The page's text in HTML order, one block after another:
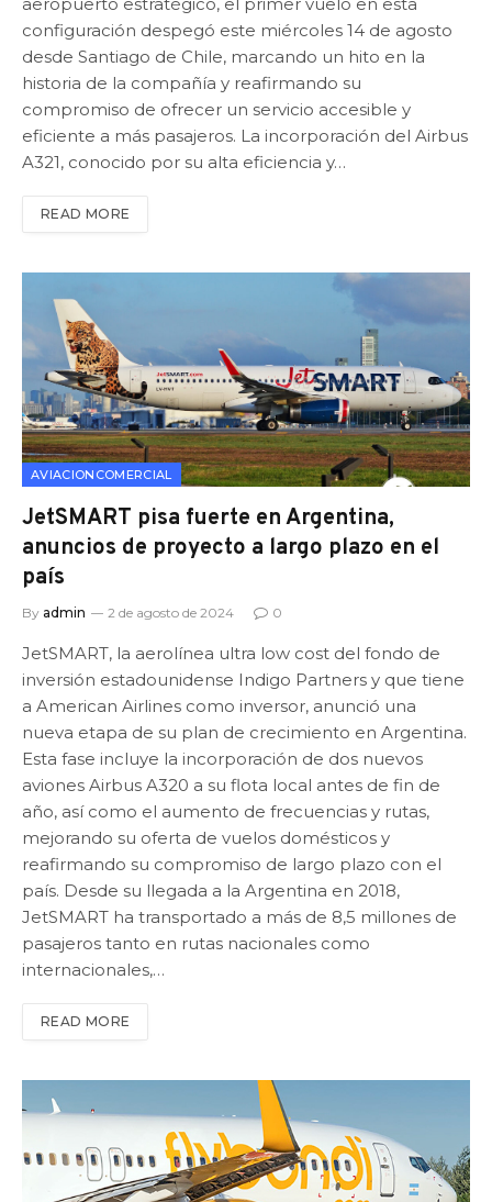
configuración despegó este miércoles 14 de agosto
desde Santiago de Chile, marcando un hito en la
historia de la compañía y reafirmando su
compromiso de ofrecer un servicio accesible y
eficiente a más pasajeros. La incorporación del Airbus
A321, conocido por su alta eficiencia y…
READ MORE
AVIACIONCOMERCIAL
JetSMART pisa fuerte en Argentina,
anuncios de proyecto a largo plazo en el
país
By admin 2 de agosto de 2024 0
JetSMART, la aerolínea ultra low cost del fondo de
inversión estadounidense Indigo Partners y que tiene
a American Airlines como inversor, anunció una
nueva etapa de su plan de crecimiento en Argentina.
Esta fase incluye la incorporación de dos nuevos
aviones Airbus A320 a su flota local antes de fin de
año, así como el aumento de frecuencias y rutas,
mejorando su oferta de vuelos domésticos y
reafirmando su compromiso de largo plazo con el
país. Desde su llegada a la Argentina en 2018,
JetSMART ha transportado a más de 8,5 millones de
pasajeros tanto en rutas nacionales como
internacionales,…
READ MORE